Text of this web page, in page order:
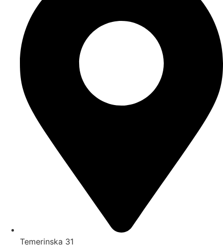
Temerinska 31